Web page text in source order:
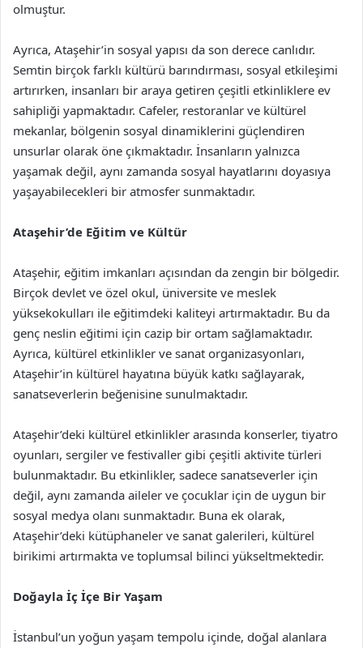
olmuştur.
Ayrıca, Ataşehir’in sosyal yapısı da son derece canlıdır.
Semtin birçok farklı kültürü barındırması, sosyal etkileşimi
artırırken, insanları bir araya getiren çeşitli etkinliklere ev
sahipliği yapmaktadır. Cafeler, restoranlar ve kültürel
mekanlar, bölgenin sosyal dinamiklerini güçlendiren
unsurlar olarak öne çıkmaktadır. İnsanların yalnızca
yaşamak değil, aynı zamanda sosyal hayatlarını doyasıya
yaşayabilecekleri bir atmosfer sunmaktadır.
Ataşehir’de Eğitim ve Kültür
Ataşehir, eğitim imkanları açısından da zengin bir bölgedir.
Birçok devlet ve özel okul, üniversite ve meslek
yüksekokulları ile eğitimdeki kaliteyi artırmaktadır. Bu da
genç neslin eğitimi için cazip bir ortam sağlamaktadır.
Ayrıca, kültürel etkinlikler ve sanat organizasyonları,
Ataşehir’in kültürel hayatına büyük katkı sağlayarak,
sanatseverlerin beğenisine sunulmaktadır.
Ataşehir’deki kültürel etkinlikler arasında konserler, tiyatro
oyunları, sergiler ve festivaller gibi çeşitli aktivite türleri
bulunmaktadır. Bu etkinlikler, sadece sanatseverler için
değil, aynı zamanda aileler ve çocuklar için de uygun bir
sosyal medya olanı sunmaktadır. Buna ek olarak,
Ataşehir’deki kütüphaneler ve sanat galerileri, kültürel
birikimi artırmakta ve toplumsal bilinci yükseltmektedir.
Doğayla İç İçe Bir Yaşam
İstanbul’un yoğun yaşam tempolu içinde, doğal alanlara